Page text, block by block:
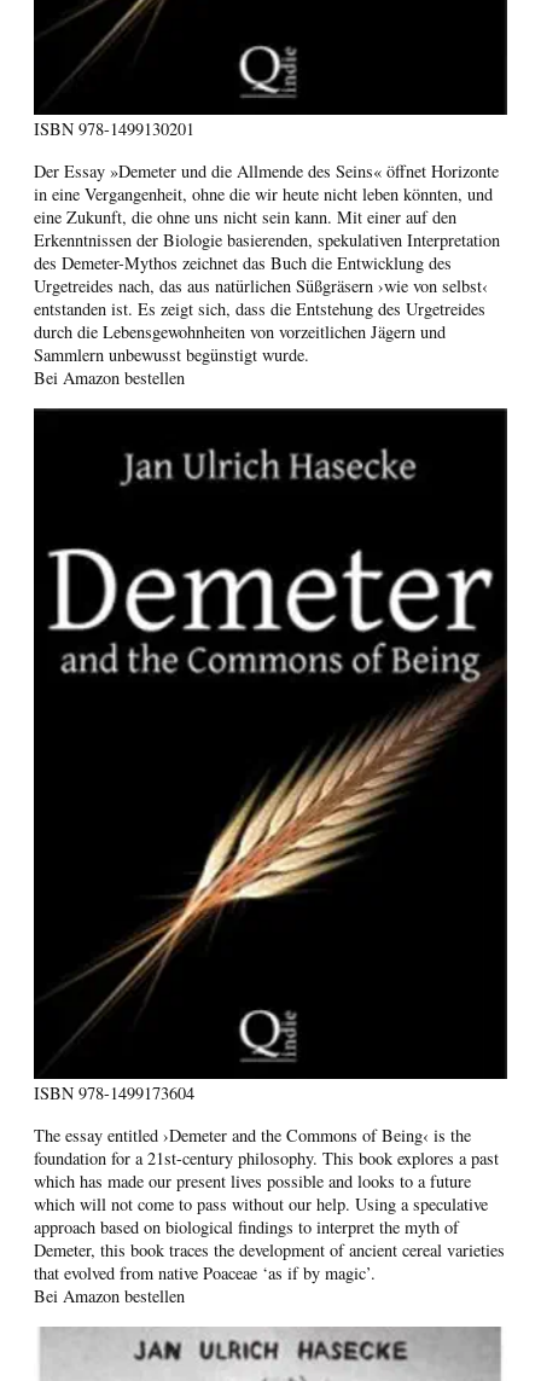
ISBN 978-1499130201
Der Essay »Demeter und die Allmende des Seins« öffnet Horizonte
in eine Vergangenheit, ohne die wir heute nicht leben könnten, und
eine Zukunft, die ohne uns nicht sein kann. Mit einer auf den
Erkenntnissen der Biologie basierenden, spekulativen Interpretation
des Demeter-Mythos zeichnet das Buch die Entwicklung des
Urgetreides nach, das aus natürlichen Süßgräsern ›wie von selbst‹
entstanden ist. Es zeigt sich, dass die Entstehung des Urgetreides
durch die Lebensgewohnheiten von vorzeitlichen Jägern und
Sammlern unbewusst begünstigt wurde.
Bei Amazon bestellen
ISBN 978-1499173604
The essay entitled ›Demeter and the Commons of Being‹ is the
foundation for a 21st-century philosophy. This book explores a past
which has made our present lives possible and looks to a future
which will not come to pass without our help. Using a speculative
approach based on biological findings to interpret the myth of
Demeter, this book traces the development of ancient cereal varieties
that evolved from native Poaceae ‘as if by magic’.
Bei Amazon bestellen